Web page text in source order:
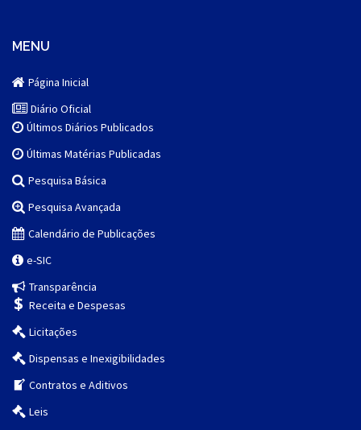
MENU
Página Inicial
Diário Oficial
Últimos Diários Publicados
Últimas Matérias Publicadas
Pesquisa Básica
Pesquisa Avançada
Calendário de Publicações
e-SIC
Transparência
Receita e Despesas
Licitações
Dispensas e Inexigibilidades
Contratos e Aditivos
Leis